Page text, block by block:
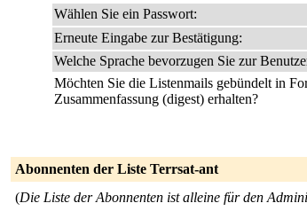
Wählen Sie ein Passwort:
Erneute Eingabe zur Bestätigung:
Welche Sprache bevorzugen Sie zur
Möchten Sie die Listenmails gebündelt in
Zusammenfassung (digest) erhalten?
Abonnenten der Liste Terrsat-ant
(Die Liste der Abonnenten ist alleine für den